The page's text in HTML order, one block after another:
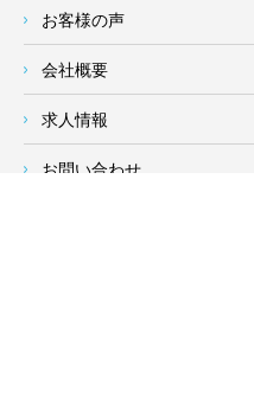
お客様の声
会社概要
求人情報
お問い合わせ